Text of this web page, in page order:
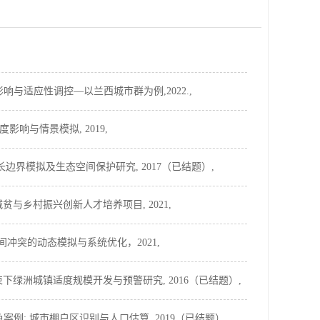
响与适应性调控—以兰西城市群为例,2022.,
影响与情景模拟, 2019,
界模拟及生态空间保护研究, 2017（已结题）,
与乡村振兴创新人才培养项目, 2021,
冲突的动态模拟与系统优化，2021,
绿洲城镇适度规模开发与预警研究, 2016（已结题）,